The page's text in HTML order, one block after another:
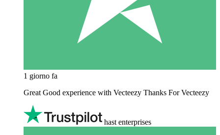
1 giorno fa
Great Good experience with Vecteezy Thanks For Vecteezy
hast enterprises